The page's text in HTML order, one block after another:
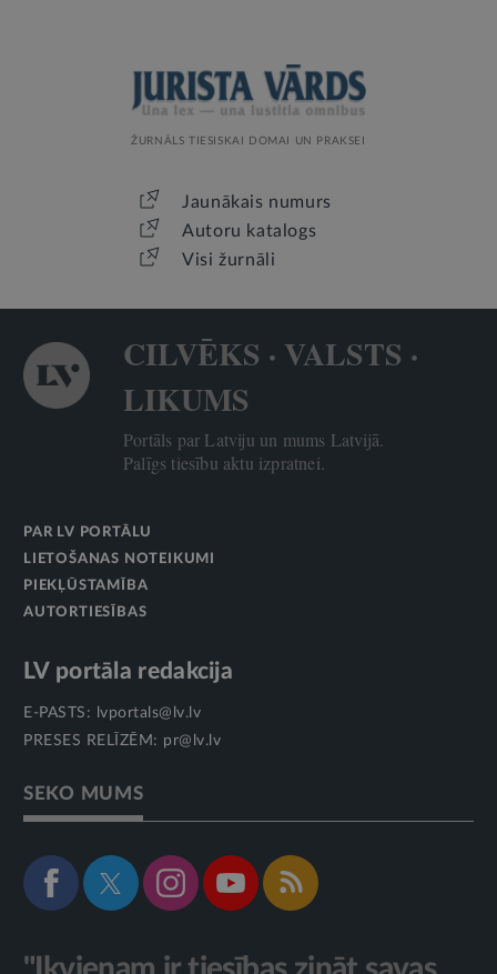
ŽURNĀLS TIESISKAI DOMAI UN PRAKSEI
Jaunākais numurs
Autoru katalogs
Visi žurnāli
CILVĒKS · VALSTS ·
LIKUMS
Portāls par Latviju un mums Latvijā.
Palīgs tiesību aktu izpratnei.
PAR LV PORTĀLU
LIETOŠANAS NOTEIKUMI
PIEKĻŪSTAMĪBA
AUTORTIESĪBAS
LV portāla redakcija
E-PASTS:
lvportals@lv.lv
PRESES RELĪZĒM: pr@lv.lv
SEKO MUMS